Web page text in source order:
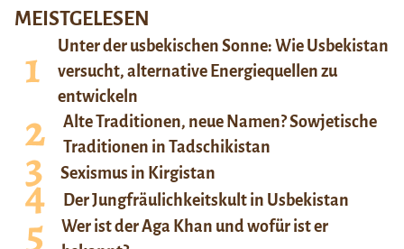
MEISTGELESEN
Unter der usbekischen Sonne: Wie Usbekistan
versucht, alternative Energiequellen zu
entwickeln
Alte Traditionen, neue Namen? Sowjetische
Traditionen in Tadschikistan
Sexismus in Kirgistan
Der Jungfräulichkeitskult in Usbekistan
Wer ist der Aga Khan und wofür ist er